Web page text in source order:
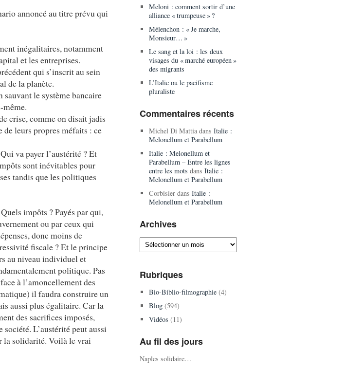
annoncé au titre prévu qui
inégalitaires, notamment
et les entreprises.
qui s’inscrit au sein
de la planète.
le système bancaire
même.
crise, comme on disait jadis
de leurs propres méfaits : ce
va payer l’austérité ? Et
sont inévitables pour
tandis que les politiques
impôts ? Payés par qui,
ou par ceux qui
donc moins de
fiscale ? Et le principe
au niveau individuel et
politique. Pas
à l’amoncellement des
il faudra construire un
aussi plus égalitaire. Car la
des sacrifices imposés,
L’austérité peut aussi
la solidarité. Voilà le vrai
Meloni : comment sortir d’une
alliance « trumpeuse » ?
Mélenchon : « Je marche,
Monsieur… »
Le sang et la loi : les deux
visages du « marché européen »
des migrants
L’Italie ou le pacifisme
pluraliste
Commentaires récents
Michel Di Mattiadans Italie :
Melonellum et Parabellum
Italie : Melonellum et
Parabellum – Entre les lignes
entre les mots dans Italie :
Melonellum et Parabellum
Corbisierdans Italie :
Melonellum et Parabellum
Archives
Archives
Rubriques
Bio-Biblio-filmographie(4)
Blog(594)
Vidéos (11)
Au fil des jours
Naples solidaire…